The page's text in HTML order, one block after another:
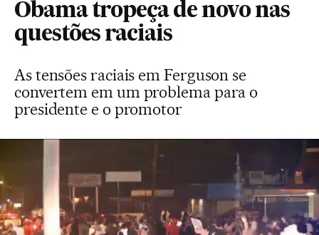
Obama tropeça de novo nas
questões raciais
As tensões raciais em Ferguson se
convertem em um problema para o
presidente e o promotor